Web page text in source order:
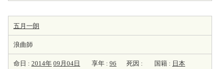
五月一朗
浪曲師
命日 : 2014年 09月04日 享年 : 96 死因 : 国籍 : 日本